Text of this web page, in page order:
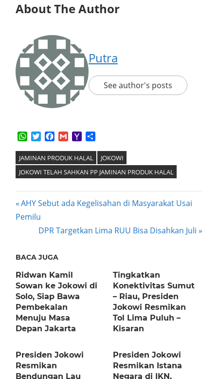
About The Author
Putra
See author's posts
WhatsApp
TwitterFacebook
GmailYahoo
JAMINAN PRODUK HALAL
JOKOWI
JOKOWI TELAH SAHKAN PP JAMINAN PRODUK HALAL
Post
navigation
Previous
Post:
AHY Sebut ada Kegelisahan di Masyarakat Usai
Pemilu
Next
DPR Targetkan Lima RUU Bisa Disahkan Juli
BACA JUGA
Ridwan Kamil
Sowan ke Jokowi di
Solo, Siap Bawa
Pembekalan
Menuju Masa
Depan Jakarta
Tingkatkan
Konektivitas Sumut
– Riau, Presiden
Jokowi Resmikan
Tol Lima Puluh –
Kisaran
Presiden Jokowi
Resmikan
Bendungan Lau
Presiden Jokowi
Resmikan Istana
Negara di IKN,